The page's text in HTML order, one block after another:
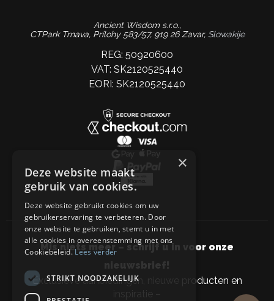
Ancient Wisdom s.r.o.,
CTPark Trnava, Prílohy 583/57, 919 26 Zavar, Slowakije
REG: 50920600
VAT: SK2120525440
EORI: SK2120525440
Mis niets meer – schrijf u in voor onze
nieuwsbrief!
Exclusieve aanbiedingen, nieuwe producten en
inspiratie –
×
Deze website maakt
gebruik van cookies.
Deze website gebruikt cookies om uw
gebruikerservaring te verbeteren. Door
onze website te gebruiken, stemt u in met
alle cookies in overeenstemming met ons
Cookiebeleid.Lees verder
STRIKT NOODZAKELIJK